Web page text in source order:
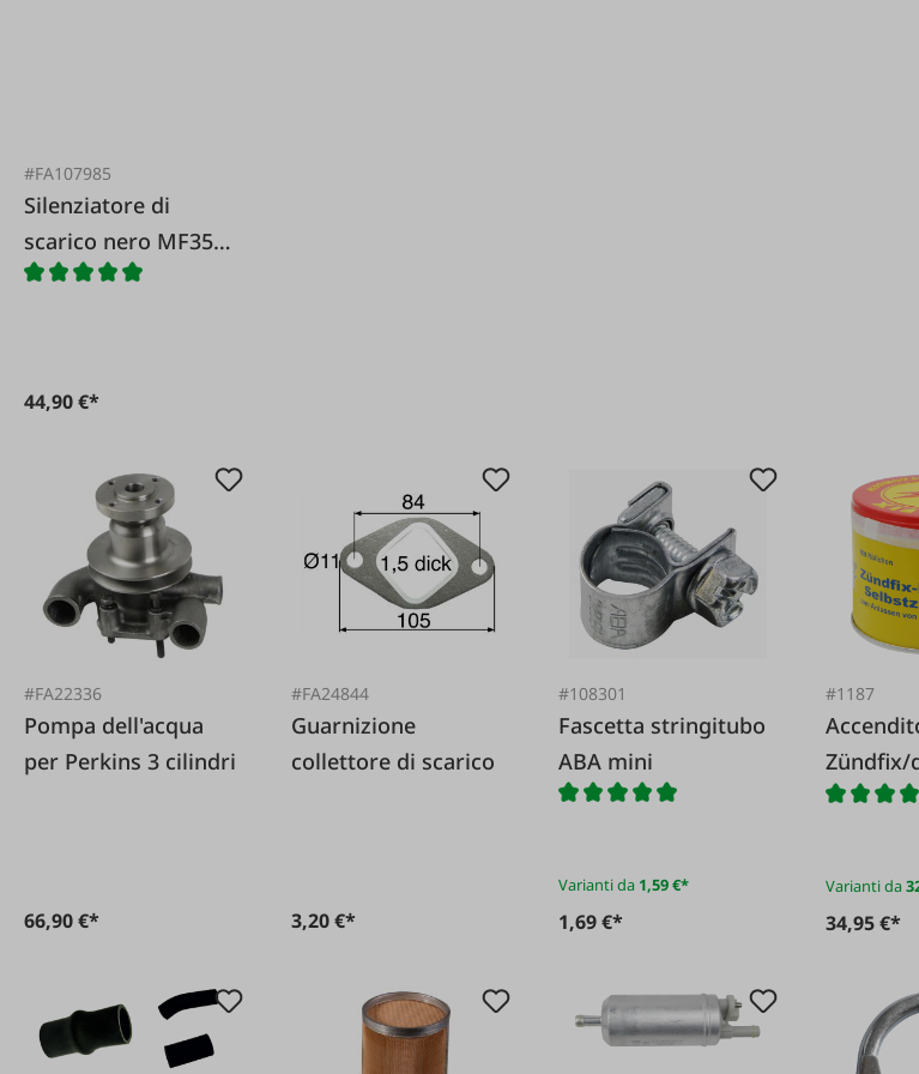
#FA107985
Silenziatore di
scarico nero MF35
135
44,90 €*
#FA22336
Pompa dell'acqua
per Perkins 3 cilindri
66,90 €*
#FA24844
Guarnizione
collettore di scarico
3,20 €*
#108301
Fascetta stringitubo
ABA mini
Varianti da 1,59 €*
1,69 €*
#1187
Zündfix/
pezzi
Varianti da
34,95 €*